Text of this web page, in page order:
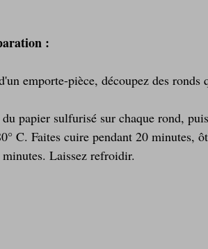
:
emporte-pièce, découpez des ronds
du papier sulfurisé sur chaque rond,
C. Faites cuire pendant 20 minutes,
Laissez refroidir.